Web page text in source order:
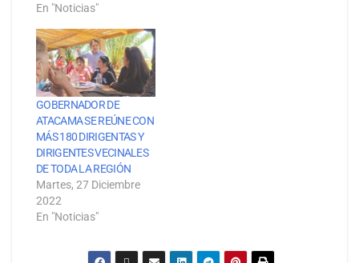
En "Noticias"
GOBERNADOR DE
ATACAMA SE REÚNE CON
MÁS 180 DIRIGENTAS Y
DIRIGENTES VECINALES
DE TODA LA REGIÓN
Martes, 27 Diciembre
2022
En "Noticias"